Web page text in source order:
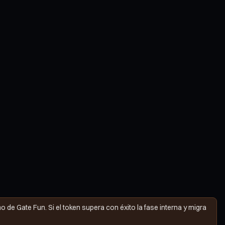
Gate Fun. Si el token supera con éxito la fase interna y migra